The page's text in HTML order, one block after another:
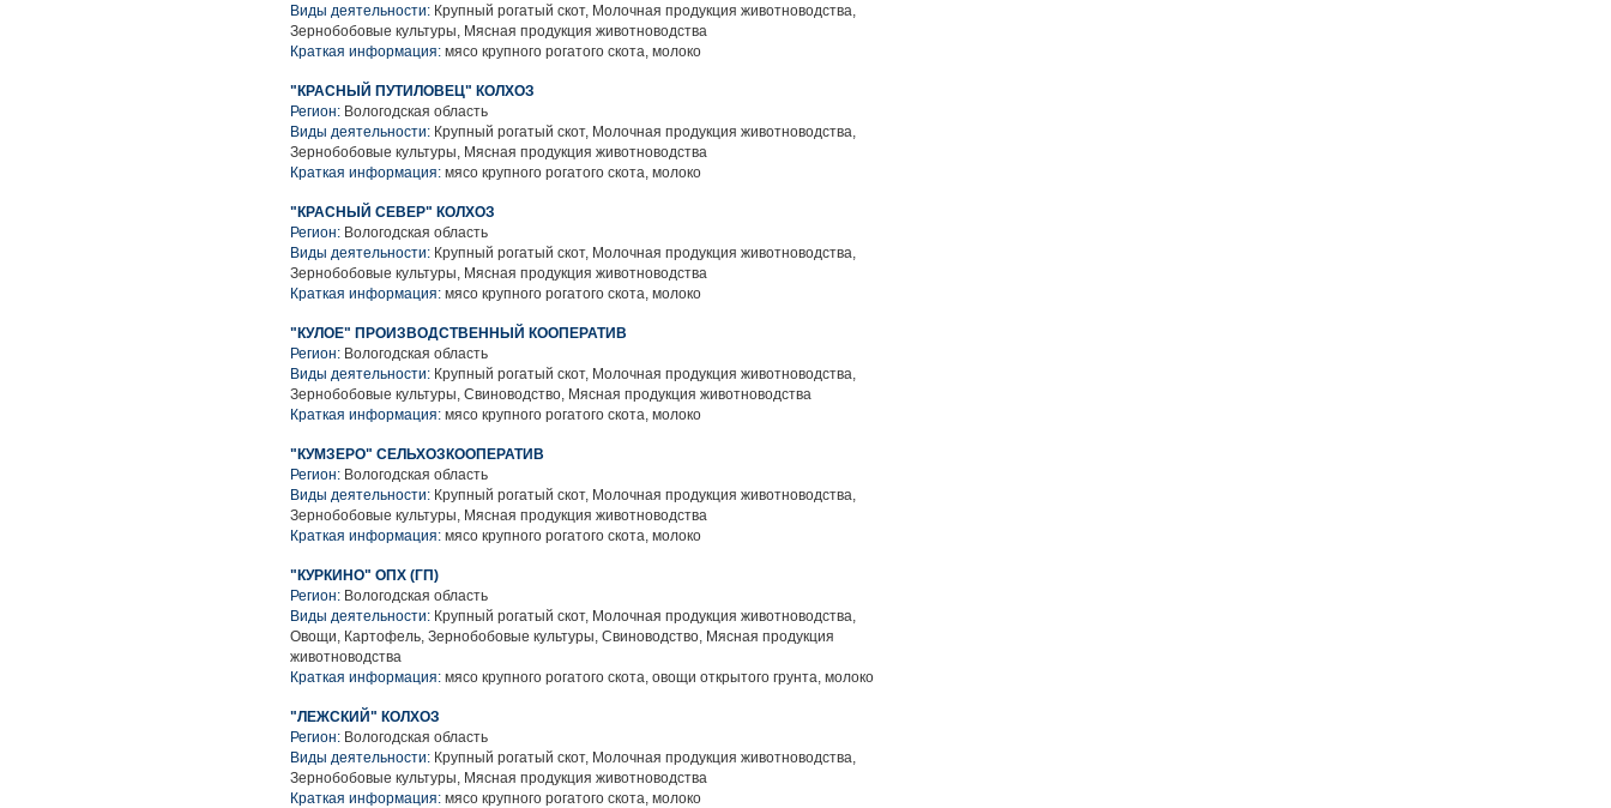
Виды деятельности: Крупный рогатый скот, Молочная продукция животноводства,
Зернобобовые культуры, Мясная продукция животноводства
Краткая информация: мясо крупного рогатого скота, молоко
"КРАСНЫЙ ПУТИЛОВЕЦ" КОЛХОЗ
Регион: Вологодская область
Виды деятельности: Крупный рогатый скот, Молочная продукция животноводства,
Зернобобовые культуры, Мясная продукция животноводства
Краткая информация: мясо крупного рогатого скота, молоко
"КРАСНЫЙ СЕВЕР" КОЛХОЗ
Регион: Вологодская область
Виды деятельности: Крупный рогатый скот, Молочная продукция животноводства,
Зернобобовые культуры, Мясная продукция животноводства
Краткая информация: мясо крупного рогатого скота, молоко
"КУЛОЕ" ПРОИЗВОДСТВЕННЫЙ КООПЕРАТИВ
Регион: Вологодская область
Виды деятельности: Крупный рогатый скот, Молочная продукция животноводства,
Зернобобовые культуры, Свиноводство, Мясная продукция животноводства
Краткая информация: мясо крупного рогатого скота, молоко
"КУМЗЕРО" СЕЛЬХОЗКООПЕРАТИВ
Регион: Вологодская область
Виды деятельности: Крупный рогатый скот, Молочная продукция животноводства,
Зернобобовые культуры, Мясная продукция животноводства
Краткая информация: мясо крупного рогатого скота, молоко
"КУРКИНО" ОПХ (ГП)
Регион: Вологодская область
Виды деятельности: Крупный рогатый скот, Молочная продукция животноводства,
Овощи, Картофель, Зернобобовые культуры, Свиноводство, Мясная продукция
животноводства
Краткая информация: мясо крупного рогатого скота, овощи открытого грунта, молоко
"ЛЕЖСКИЙ" КОЛХОЗ
Регион: Вологодская область
Виды деятельности: Крупный рогатый скот, Молочная продукция животноводства,
Зернобобовые культуры, Мясная продукция животноводства
Краткая информация: мясо крупного рогатого скота, молоко